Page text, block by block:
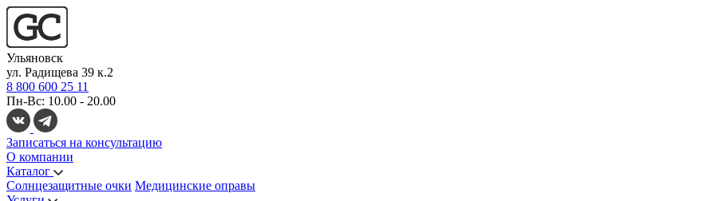
Ульяновск
ул. Радищева 39 к.2
8 800 600 25 11
Пн-Вс: 10.00 - 20.00
Записаться на консультацию
О компании
Каталог
Солнцезащитные очки Медицинские оправы